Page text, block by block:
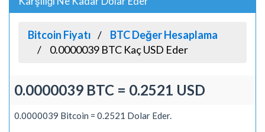
Bitcoin Fiyatı
BTC Değer Hesaplama
0.0000039 BTC Kaç USD Eder
0.0000039 BTC = 0.2521 USD
0.0000039 Bitcoin = 0.2521 Dolar Eder.